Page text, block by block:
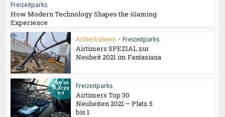
Freizeitparks
How Modern Technology Shapes the iGaming
Experience
Achterbahnen • Freizeitparks
Airtimers SPEZIAL zur
Neuheit 2021 im Fantasiana
Freizeitparks
Airtimers Top 30
Neuheiten 2021 – Platz 5
bis 1